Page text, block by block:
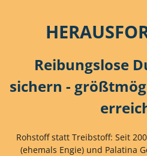
Reibungslose
sichern -
Rohstoff statt Treibstoff: Seit
(ehemals Engie) und Palatina